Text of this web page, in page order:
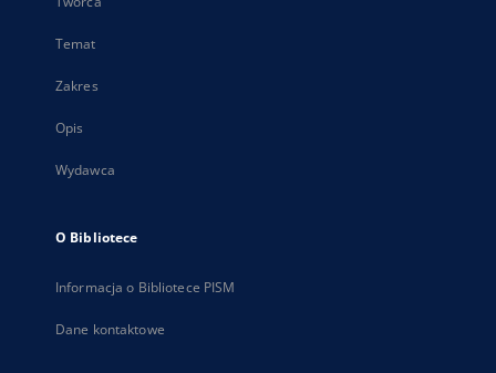
Temat
Zakres
Opis
Wydawca
O Bibliotece
Informacja o Bibliotece PISM
Dane kontaktowe